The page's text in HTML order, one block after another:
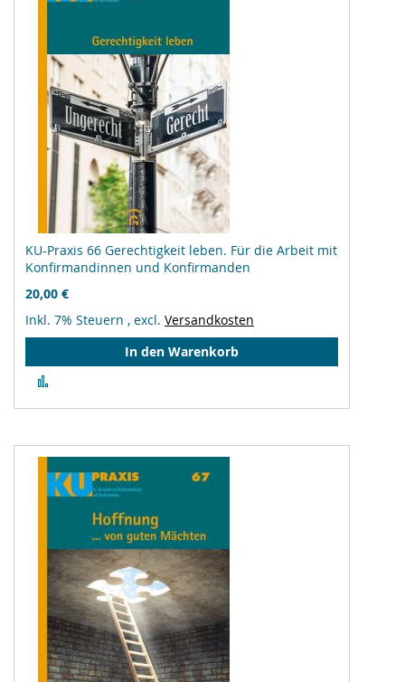
KU-Praxis 66 Gerechtigkeit leben. Für die Arbeit mit
Konfirmandinnen und Konfirmanden
20,00 €
Inkl. 7% Steuern , excl. Versandkosten
In den Warenkorb
hinzufügen